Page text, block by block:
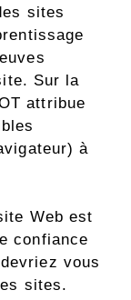
sites
Sur la
attribue
à
Web est
confiance
vous
sites.